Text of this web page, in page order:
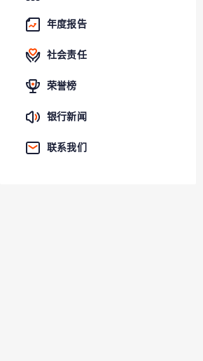
年度报告
社会责任
荣誉榜
银行新闻
联系我们